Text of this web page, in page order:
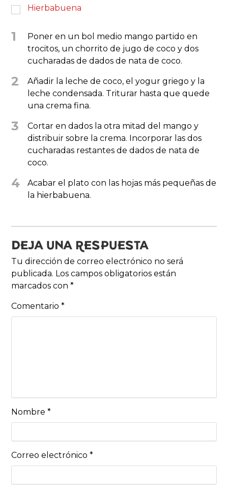
Hierbabuena
1
Poner en un bol medio mango partido en
trocitos, un chorrito de jugo de coco y dos
cucharadas de dados de nata de coco.
2
Añadir la leche de coco, el yogur griego y la
leche condensada. Triturar hasta que quede
una crema fina.
3
Cortar en dados la otra mitad del mango y
distribuir sobre la crema. Incorporar las dos
cucharadas restantes de dados de nata de
coco.
4
Acabar el plato con las hojas más pequeñas de
la hierbabuena.
DEJA UNA RESPUESTA
Tu dirección de correo electrónico no será
publicada. Los campos obligatorios están
marcados con*
Comentario*
Nombre*
Correo electrónico*